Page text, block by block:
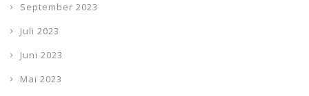
September 2023
Juli 2023
Juni 2023
Mai 2023